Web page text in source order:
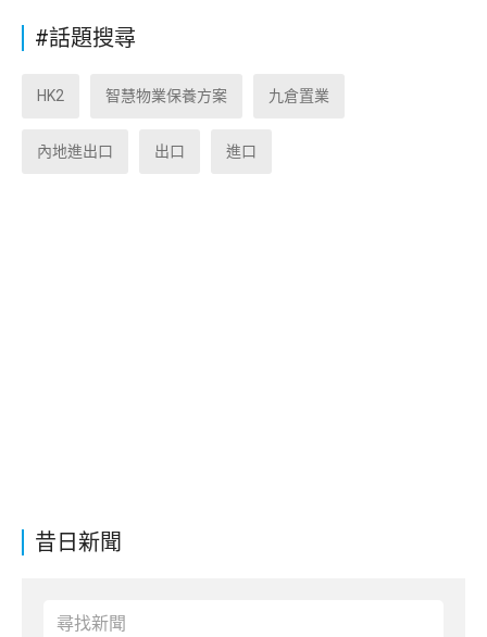
昔日新聞
#話題搜尋
HK2 智慧物業保養方案 九倉置業
內地進出口 出口 進口